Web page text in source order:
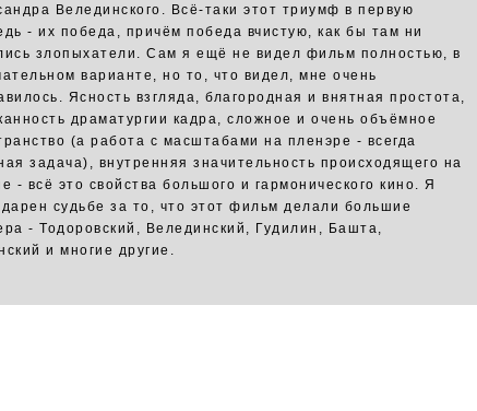
Велединского. Всё-таки этот триумф в первую
- их победа, причём победа вчистую, как бы там ни
злопыхатели. Сам я ещё не видел фильм полностью, в
варианте, но то, что видел, мне очень
Ясность взгляда, благородная и внятная простота,
драматургии кадра, сложное и очень объёмное
(а работа с масштабами на пленэре - всегда
задача), внутренняя значительность происходящего на
- всё это свойства большого и гармонического кино. Я
судьбе за то, что этот фильм делали большие
- Тодоровский, Велединский, Гудилин, Башта,
и многие другие.